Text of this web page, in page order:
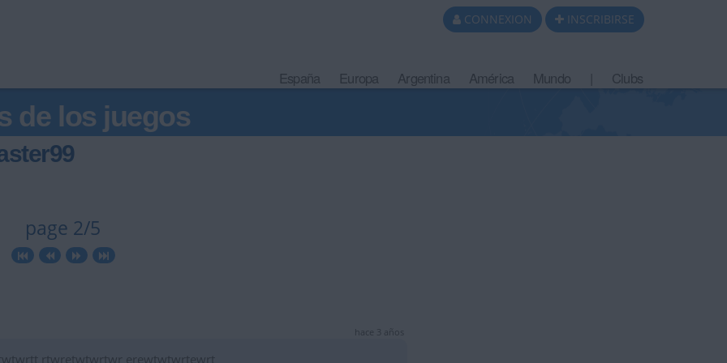
CONNEXION INSCRIBIRSE
España Europa Argentina América Mundo Clubs
de los juegos
page 2/5
hace 3 años
rtwretwtwrtwr erewtwtwrtewrt